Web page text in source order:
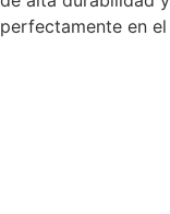
perfectamente en